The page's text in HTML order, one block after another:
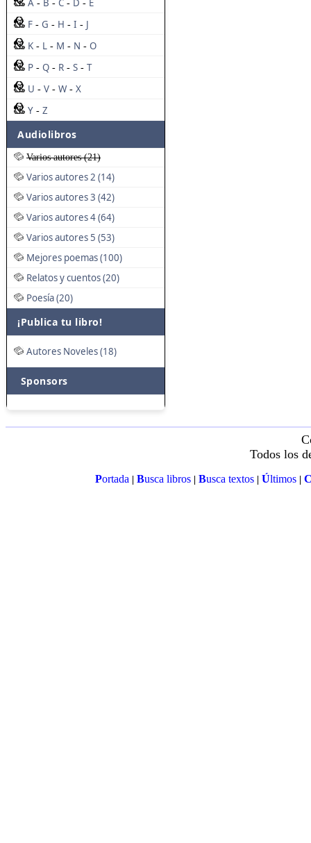
A - B - C - D - E
F - G - H - I - J
K - L - M - N - O
P - Q - R - S - T
U - V - W - X
Y - Z
Audiolibros
Varios autores (21)
Varios autores 2 (14)
Varios autores 3 (42)
Varios autores 4 (64)
Varios autores 5 (53)
Mejores poemas (100)
Relatos y cuentos (20)
Poesía (20)
¡Publica tu libro!
Autores Noveles (18)
Sponsors
Todos los
Portada| Busca libros| Busca textos| Últimos|